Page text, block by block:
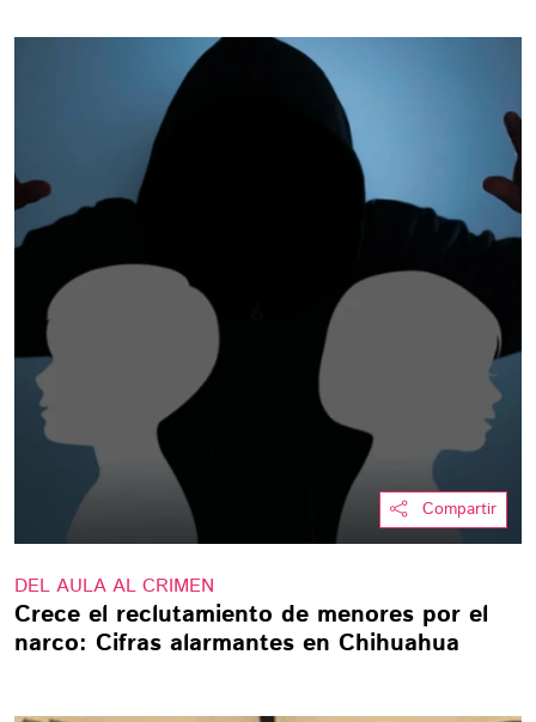
Compartir
DEL AULA AL CRIMEN
Crece el reclutamiento de menores por el
narco: Cifras alarmantes en Chihuahua